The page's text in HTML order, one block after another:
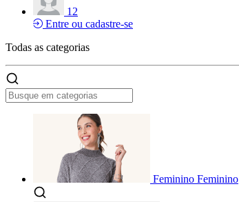
12
Entre ou cadastre-se
Todas as categorias
Feminino Feminino